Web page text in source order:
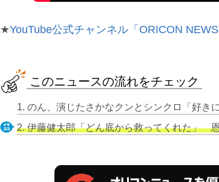
★YouTube公式チャンネル「ORICON NEWS
このニュースの流れをチェック
1. のん、演じたさかなクンとシンクロ「好き
2. 伊藤健太郎「どん底から救ってくれた」 恩人・阪本順